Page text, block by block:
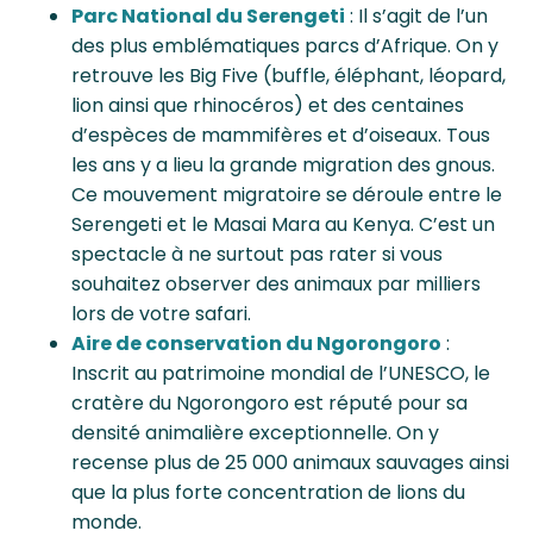
Parc National du Serengeti : Il s’agit de l’un
des plus emblématiques parcs d’Afrique. On y
retrouve les Big Five (buffle, éléphant, léopard,
lion ainsi que rhinocéros) et des centaines
d’espèces de mammifères et d’oiseaux. Tous
les ans y a lieu la grande migration des gnous.
Ce mouvement migratoire se déroule entre le
Serengeti et le Masai Mara au Kenya. C’est un
spectacle à ne surtout pas rater si vous
souhaitez observer des animaux par milliers
lors de votre safari.
Aire de conservation du Ngorongoro :
Inscrit au patrimoine mondial de l’UNESCO, le
cratère du Ngorongoro est réputé pour sa
densité animalière exceptionnelle. On y
recense plus de 25 000 animaux sauvages ainsi
que la plus forte concentration de lions du
monde.